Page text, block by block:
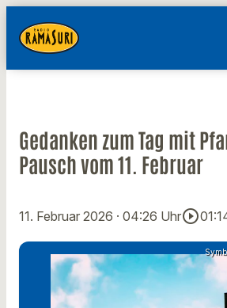
Gedanken zum Tag mit
Pausch vom 11. Februar
11. Februar 2026 · 04:26 Uhrplay_circle_outline